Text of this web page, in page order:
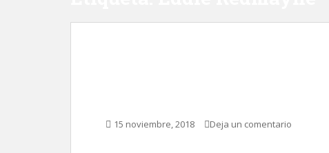
15 noviembre, 2018 Deja un comentario